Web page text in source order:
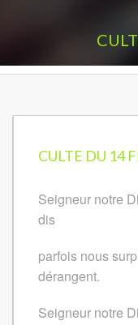
CULTE DU 14
Seigneur notre
dis
parfois nous
dérangent.
Seigneur notre